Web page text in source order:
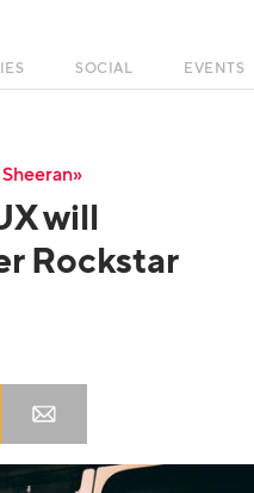
SOCIAL EVENTS
will
Rockstar